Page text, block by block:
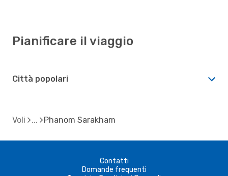
Pianificare il viaggio
Città popolari
Voli Phanom Sarakham
Contatti
Domande frequenti